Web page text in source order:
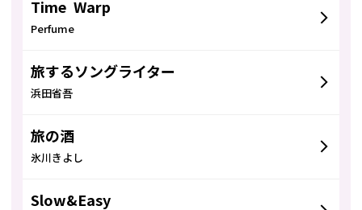
Time Warp
Perfume
旅するソングライター
浜田省吾
旅の酒
氷川きよし
Slow&Easy